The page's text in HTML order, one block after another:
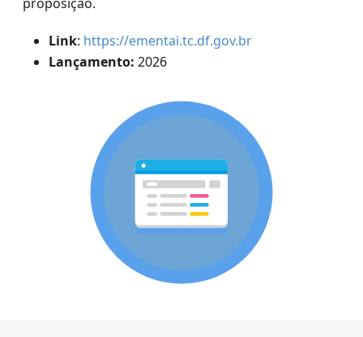
Link: https://ementai.tc.df.gov.br
Lançamento: 2026